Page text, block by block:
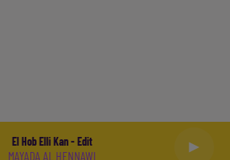
El Hob Elli Kan - Edit
MAYADA AL HENNAWI